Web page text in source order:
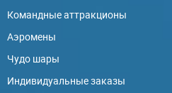
Командные аттракционы
Аэромены
Чудо шары
Индивидуальные заказы